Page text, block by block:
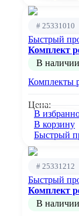
# 25331010
Быстрый
Комплект
В наличии
Комплекты
Цена:
В
В корзину
Быстрый
# 25331212
Быстрый
Комплект
В наличии